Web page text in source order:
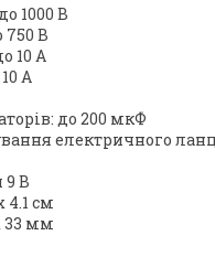
1000 В
750 В
10 А
А
до 200 мкФ
електричного
9 В
4.1 см
33 мм